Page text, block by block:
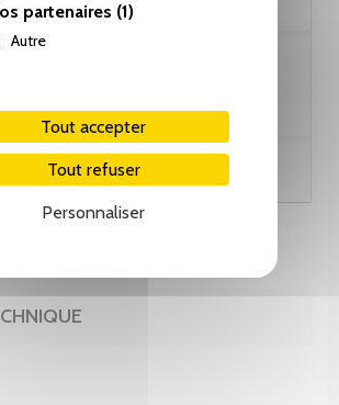
partenaires (1)
Autre
Tout accepter
Tout refuser
Personnaliser
Ajouter au panier